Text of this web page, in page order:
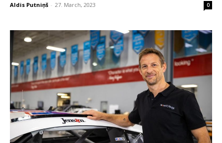
Aldis Putniņš - 27. March, 2023 0